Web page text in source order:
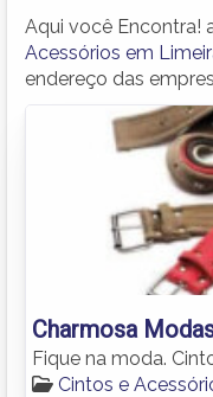
Aqui você Encontra!
Acessórios em
endereço das
Charmosa
Fique na moda.
Cintos e